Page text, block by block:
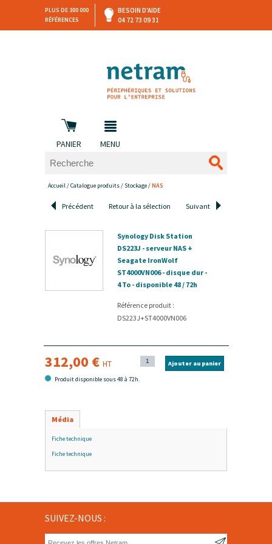
PLUS DE 300 000
RÉFÉRENCES
BESOIN D'AIDE
04 72 73 09 31
PANIER MENU
Accueil/Catalogue produits/ Stockage/NAS
Précédent Retour à la sélection Suivant
Synology Disk Station
DS223J - serveur NAS +
Seagate IronWolf
ST4000VN006 - disque dur -
4 To - disponible 48 / 72h
Référence produit :
DS223J+ST4000VN006
312,00 € HT Ajouter au panier
Produit disponible sous 48 à 72h.
Média
Fiche technique
Fiche technique
SUIVEZ-NOUS :